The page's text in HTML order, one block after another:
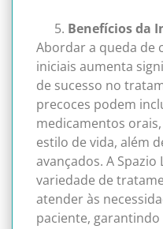
Benefícios da
Abordar a queda de
iniciais aumenta
de sucesso no
precoces podem
medicamentos
estilo de vida, além
avançados. A
variedade de
atender às
paciente, garantindo